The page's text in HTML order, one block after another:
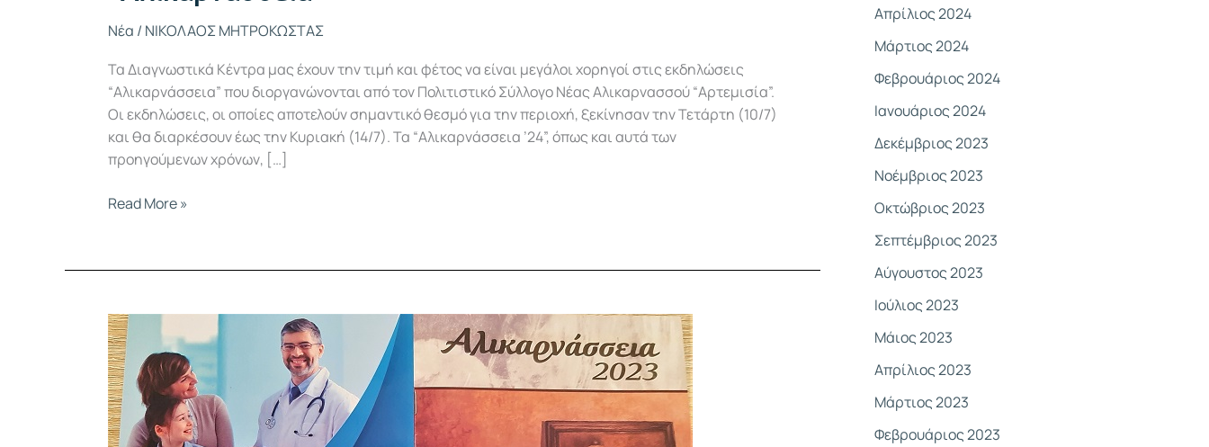
Νέα / ΝΙΚΟΛΑΟΣ ΜΗΤΡΟΚΩΣΤΑΣ
Τα Διαγνωστικά Κέντρα μας έχουν την τιμή και φέτος να είναι μεγάλοι χορηγοί στις εκδηλώσεις
“Αλικαρνάσσεια” που διοργανώνονται από τον Πολιτιστικό Σύλλογο Νέας Αλικαρνασσού “Αρτεμισία”.
Οι εκδηλώσεις, οι οποίες αποτελούν σημαντικό θεσμό για την περιοχή, ξεκίνησαν την Τετάρτη (10/7)
και θα διαρκέσουν έως την Κυριακή (14/7). Τα “Αλικαρνάσσεια ’24”, όπως και αυτά των
προηγούμενων χρόνων, […]
Read More »
Τα
Κέντρα
μας
μεγάλος
χορηγός
και
Απρίλιος 2024
Μάρτιος 2024
Φεβρουάριος 2024
Ιανουάριος 2024
Δεκέμβριος 2023
Νοέμβριος 2023
Οκτώβριος 2023
Σεπτέμβριος 2023
Αύγουστος 2023
Ιούλιος 2023
Μάιος 2023
Απρίλιος 2023
Μάρτιος 2023
Φεβρουάριος 2023